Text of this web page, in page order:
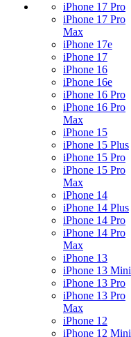
iPhone 17 Pro
iPhone 17 Pro
Max
iPhone 17e
iPhone 17
iPhone 16
iPhone 16e
iPhone 16 Pro
iPhone 16 Pro
Max
iPhone 15
iPhone 15 Plus
iPhone 15 Pro
iPhone 15 Pro
Max
iPhone 14
iPhone 14 Plus
iPhone 14 Pro
iPhone 14 Pro
Max
iPhone 13
iPhone 13 Mini
iPhone 13 Pro
iPhone 13 Pro
Max
iPhone 12
iPhone 12 Mini